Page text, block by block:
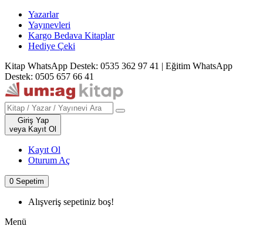
Yazarlar
Yayınevleri
Kargo Bedava Kitaplar
Hediye Çeki
Kitap WhatsApp Destek: 0535 362 97 41 | Eğitim WhatsApp
Destek: 0505 657 66 41
Giriş Yap
veya Kayıt Ol
Kayıt Ol
Oturum Aç
0 Sepetim
Alışveriş sepetiniz boş!
Menü